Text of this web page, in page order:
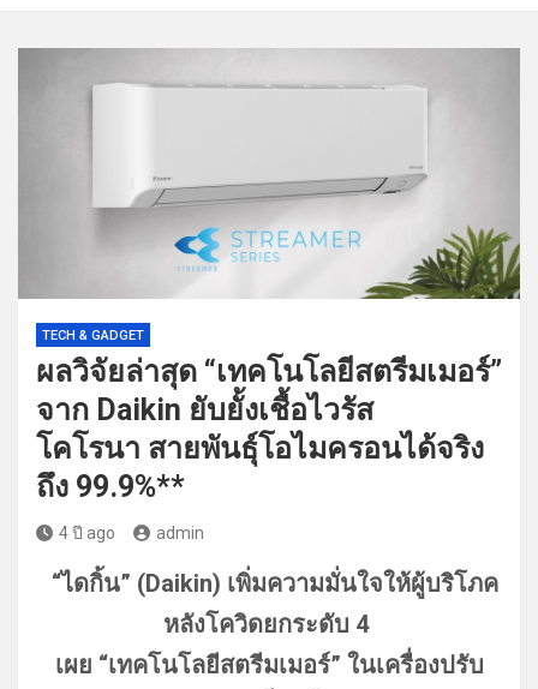
TECH & GADGET
ผลวิจัยล่าสุด “เทคโนโลยีสตรีมเมอร์”
จาก Daikin ยับยั้งเชื้อไวรัส
โคโรนา สายพันธุ์โอไมครอนได้จริง
ถึง 99.9%**
4 ปี ago admin
“ไดกิ้น” (Daikin) เพิ่มความมั่นใจให้ผู้บริโภค
หลังโควิดยกระดับ 4
เผย “เทคโนโลยีสตรีมเมอร์” ในเครื่องปรับ